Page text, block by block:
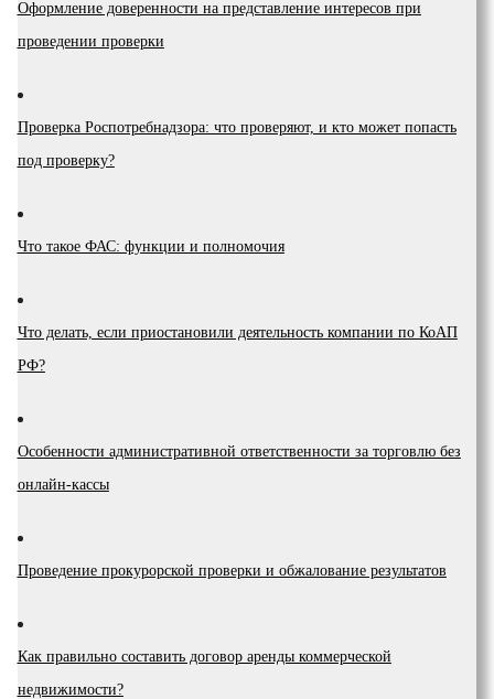
Оформление доверенности на представление интересов при
проведении проверки
Проверка Роспотребнадзора: что проверяют, и кто может попасть
под проверку?
Что такое ФАС: функции и полномочия
Что делать, если приостановили деятельность компании по КоАП
РФ?
Особенности административной ответственности за торговлю без
онлайн-кассы
Проведение прокурорской проверки и обжалование результатов
Как правильно составить договор аренды коммерческой
недвижимости?